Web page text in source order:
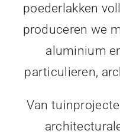
poederlakken
produceren we
aluminium
particulieren,
Van